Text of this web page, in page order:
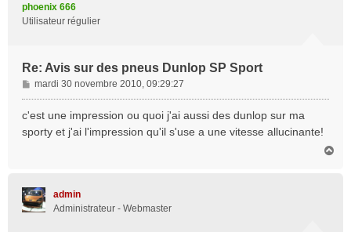
phoenix 666
Utilisateur régulier
Re: Avis sur des pneus Dunlop SP Sport
M
e
s
a
mardi 30 novembre 2010, 09:29:27
c'est une impression ou quoi j'ai aussi des dunlop sur ma
sporty et j'ai l'impression qu'il s'use a une vitesse allucinante!
admin
Administrateur - Webmaster